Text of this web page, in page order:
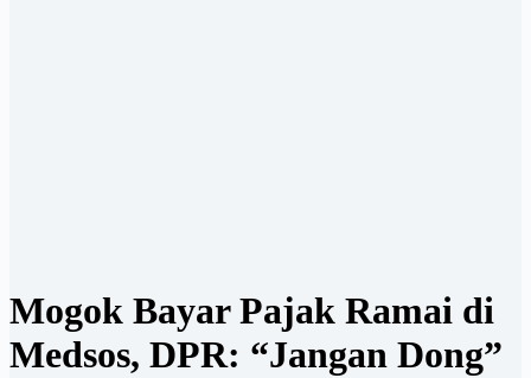
Mogok Bayar Pajak Ramai di
Medsos, DPR: “Jangan Dong”